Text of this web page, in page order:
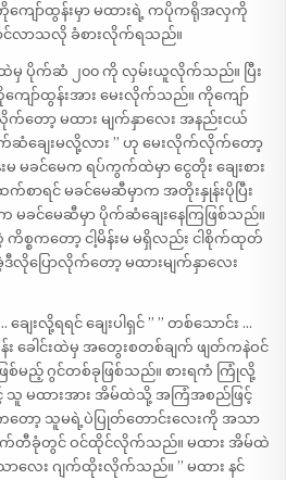
ျော်ထွန်းမှာ မထားရဲ့ ကပိုကရိုအလှကို
ောင်လာသလို ခံစားလိုက်ရသည်။
ထဲမှ ပိုက်ဆံ ၂၀၀ ကို လှမ်းယူလိုက်သည်။ ပြီး
ျော်ထွန်းအား မေးလိုက်သည်။ ကိုကျော်
တော့ မထား မျက်နှာလေး အနည်းငယ်
က်ဆံချေးမလို့လား ” ဟု မေးလိုက်လိုက်တော့
ခင်မေက ရပ်ကွက်ထဲမှာ ငွေတိုး ချေးစား
ာရင် မခင်မေဆီမှာက အတိုးနှုန်းပိုပြီး
ခင်မေဆီမှာ ပိုက်ဆံချေးနေကြဖြစ်သည်။
စကတော့ ငါ့မိန်းမ မရှိလည်း ငါစိုက်ထုတ်
လိုပြောလိုက်တော့ မထားမျက်နှာလေး
လို့ရရင် ချေးပါရှင် ” ” တစ်သောင်း …
ေါင်းထဲမှ အတွေးစတစ်ချက် ဖျတ်ကနဲဝင်
ည့် ဂွင်တစ်ခုဖြစ်သည်။ စားရကံ ကြုံလို့
သူ မထားအား အိမ်ထဲသို့ အကြံအစည်ဖြင့်
တော့ သူမရဲ့ပဲပြုတ်တောင်းလေးကို အသာ
ဆက်တီခုံတွင် ဝင်ထိုင်လိုက်သည်။ မထား အိမ်ထဲ
လေး ဂျက်ထိုးလိုက်သည်။ ” မထား နင်